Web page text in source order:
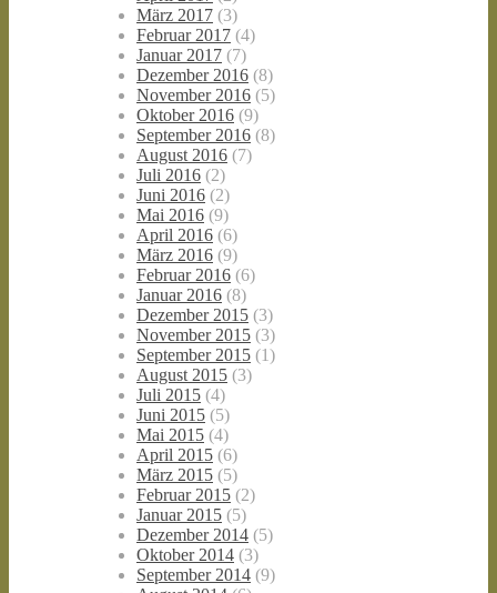
März 2017 (3)
Februar 2017 (4)
Januar 2017 (7)
Dezember 2016 (8)
November 2016 (5)
Oktober 2016 (9)
September 2016 (8)
August 2016 (7)
Juli 2016 (2)
Juni 2016 (2)
Mai 2016 (9)
April 2016 (6)
März 2016 (9)
Februar 2016 (6)
Januar 2016 (8)
Dezember 2015 (3)
November 2015 (3)
September 2015 (1)
August 2015 (3)
Juli 2015 (4)
Juni 2015 (5)
Mai 2015 (4)
April 2015 (6)
März 2015 (5)
Februar 2015 (2)
Januar 2015 (5)
Dezember 2014 (5)
Oktober 2014 (3)
September 2014 (9)